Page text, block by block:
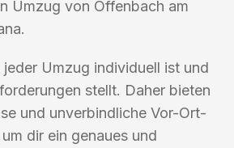
Umzug von Offenbach am
Umzug individuell ist und
stellt. Daher bieten
und unverbindliche Vor-Ort-
dir ein genaues und